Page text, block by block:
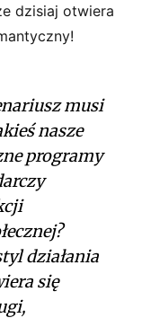
dzisiaj otwiera
musi
nasze
programy
działania
się